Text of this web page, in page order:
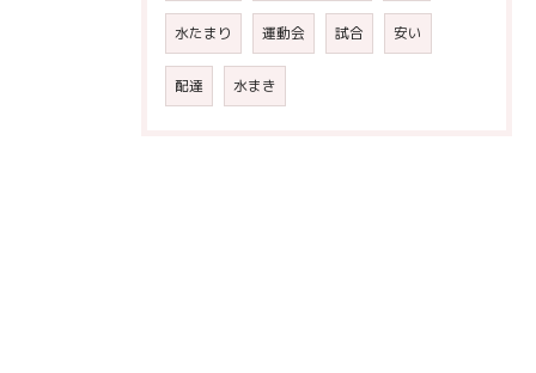
水たまり 運動会 試合 安い
配達 水まき